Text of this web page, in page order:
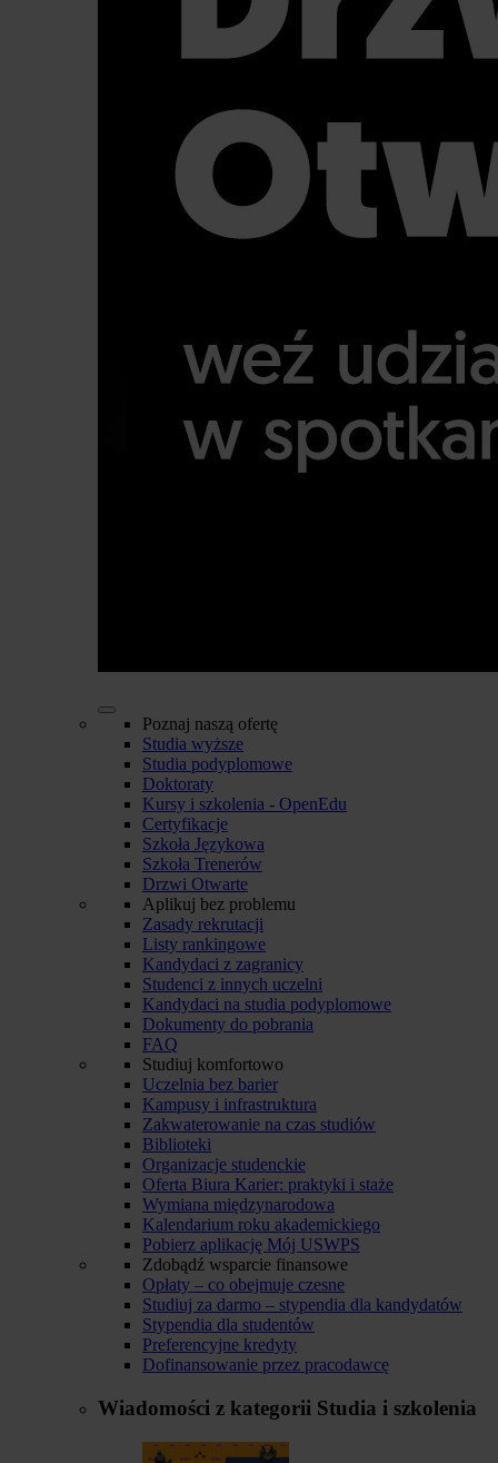
Poznaj naszą ofertę
Studia wyższe
Studia podyplomowe
Doktoraty
Kursy i szkolenia - OpenEdu
Certyfikacje
Szkoła Językowa
Szkoła Trenerów
Drzwi Otwarte
Aplikuj bez problemu
Zasady rekrutacji
Listy rankingowe
Kandydaci z zagranicy
Studenci z innych uczelni
Kandydaci na studia podyplomowe
Dokumenty do pobrania
FAQ
Studiuj komfortowo
Uczelnia bez barier
Kampusy i infrastruktura
Zakwaterowanie na czas studiów
Biblioteki
Organizacje studenckie
Oferta Biura Karier: praktyki i staże
Wymiana międzynarodowa
Kalendarium roku akademickiego
Pobierz aplikację Mój USWPS
Zdobądź wsparcie finansowe
Opłaty – co obejmuje czesne
Studiuj za darmo – stypendia dla kandydatów
Stypendia dla studentów
Preferencyjne kredyty
Dofinansowanie przez pracodawcę
Wiadomości z kategorii Studia i szkolenia